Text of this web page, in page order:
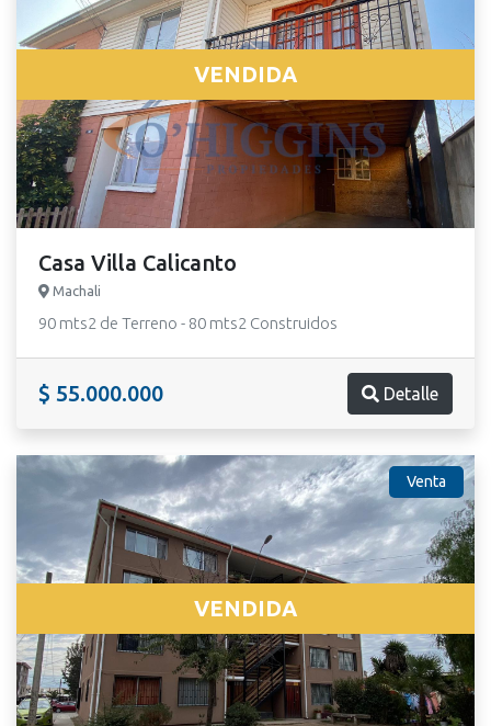
VENDIDA
Casa Villa Calicanto
Machali
90 mts2 de Terreno - 80 mts2 Construidos
$ 55.000.000 Detalle
Venta
VENDIDA